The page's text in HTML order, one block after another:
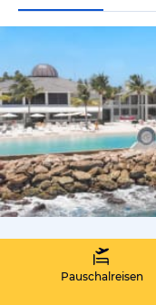
Pauschalreisen